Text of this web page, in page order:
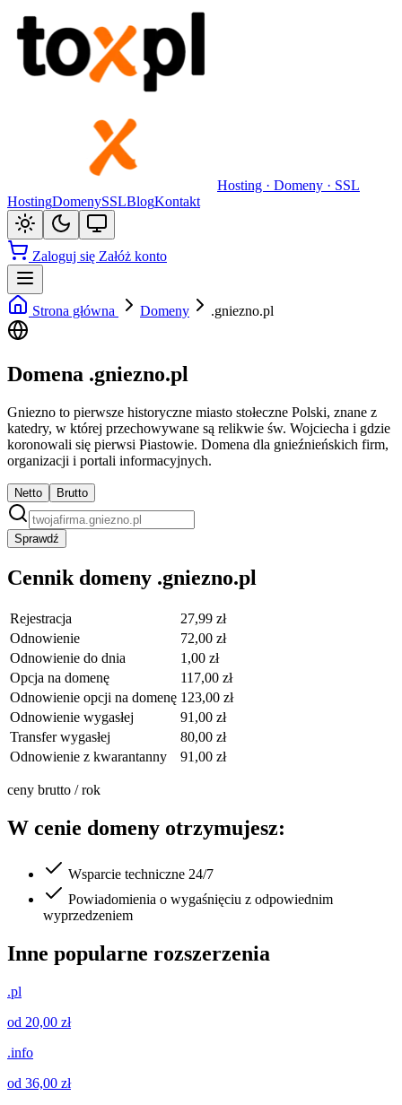
Hosting · Domeny · SSL
HostingDomenySSLBlogKontakt
Zaloguj się Załóż konto
Strona główna Domeny .gniezno.pl
Domena .gniezno.pl
Gniezno to pierwsze historyczne miasto stołeczne Polski, znane z
katedry, w której przechowywane są relikwie św. Wojciecha i gdzie
koronowali się pierwsi Piastowie. Domena dla gnieźnieńskich firm,
organizacji i portali informacyjnych.
Netto Brutto
Sprawdź
Cennik domeny .gniezno.pl
Rejestracja
27,99 zł
Odnowienie
72,00 zł
Odnowienie do dnia
1,00 zł
Opcja na domenę
117,00 zł
Odnowienie opcji na domenę 123,00 zł
Odnowienie wygasłej
91,00 zł
Transfer wygasłej
80,00 zł
Odnowienie z kwarantanny
91,00 zł
ceny brutto / rok
W cenie domeny otrzymujesz:
Wsparcie techniczne 24/7
Powiadomienia o wygaśnięciu z odpowiednim
wyprzedzeniem
Inne popularne rozszerzenia
.pl
od 20,00 zł
.info
od 36,00 zł